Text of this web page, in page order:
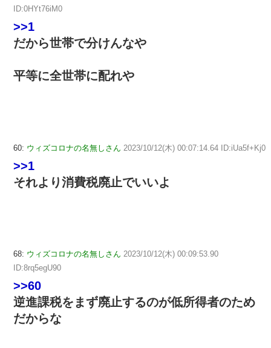
ID:0HYt76iM0
>>1
だから世帯で分けんなや
平等に全世帯に配れや
60: ウィズコロナの名無しさん 2023/10/12(木) 00:07:14.64 ID:iUa5f+Kj0
>>1
それより消費税廃止でいいよ
68: ウィズコロナの名無しさん 2023/10/12(木) 00:09:53.90
ID:8rq5egU90
>>60
逆進課税をまず廃止するのが低所得者のため
だからな